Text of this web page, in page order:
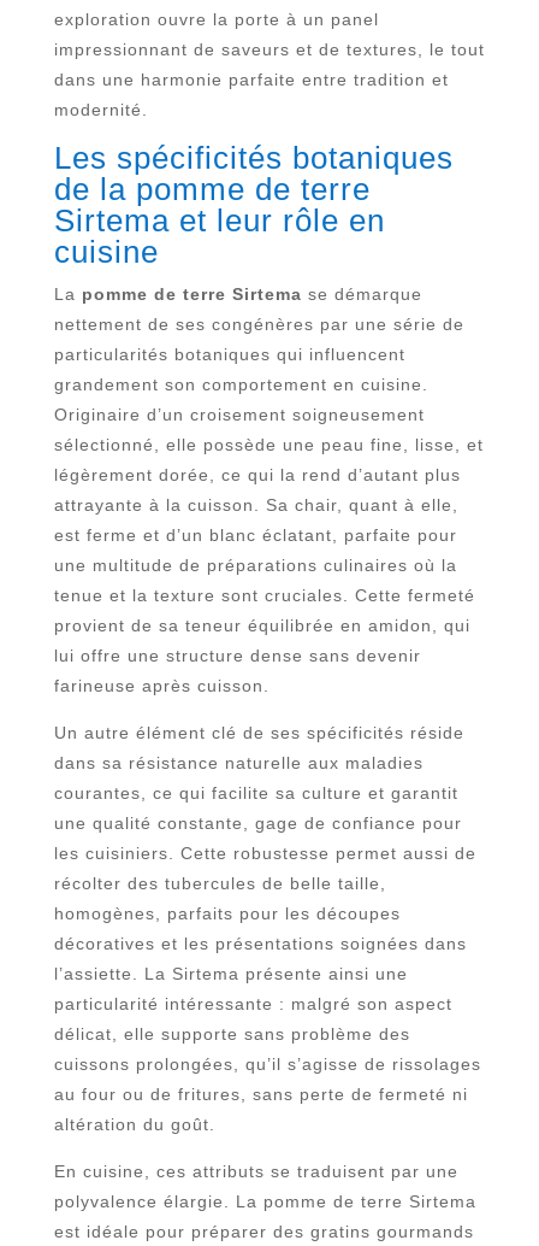
exploration ouvre la porte à un panel
impressionnant de saveurs et de textures, le tout
dans une harmonie parfaite entre tradition et
modernité.
Les spécificités botaniques
de la pomme de terre
Sirtema et leur rôle en
cuisine
La pomme de terre Sirtema se démarque
nettement de ses congénères par une série de
particularités botaniques qui influencent
grandement son comportement en cuisine.
Originaire d’un croisement soigneusement
sélectionné, elle possède une peau fine, lisse, et
légèrement dorée, ce qui la rend d’autant plus
attrayante à la cuisson. Sa chair, quant à elle,
est ferme et d’un blanc éclatant, parfaite pour
une multitude de préparations culinaires où la
tenue et la texture sont cruciales. Cette fermeté
provient de sa teneur équilibrée en amidon, qui
lui offre une structure dense sans devenir
farineuse après cuisson.
Un autre élément clé de ses spécificités réside
dans sa résistance naturelle aux maladies
courantes, ce qui facilite sa culture et garantit
une qualité constante, gage de confiance pour
les cuisiniers. Cette robustesse permet aussi de
récolter des tubercules de belle taille,
homogènes, parfaits pour les découpes
décoratives et les présentations soignées dans
l’assiette. La Sirtema présente ainsi une
particularité intéressante : malgré son aspect
délicat, elle supporte sans problème des
cuissons prolongées, qu’il s’agisse de rissolages
au four ou de fritures, sans perte de fermeté ni
altération du goût.
En cuisine, ces attributs se traduisent par une
polyvalence élargie. La pomme de terre Sirtema
est idéale pour préparer des gratins gourmands